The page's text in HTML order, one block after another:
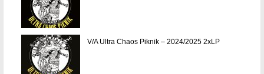
V/A Ultra Chaos Piknik – 2024/2025 2xLP